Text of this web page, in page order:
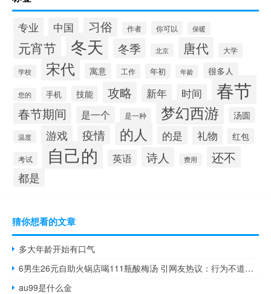
专业 中国 习俗 作者 你可以 保暖
元宵节 冬天 冬季 北京 唐代 大学
学校 宋代 寓意 工作 年初 年龄 很多人
您的 手机 技能 攻略 新年 时间 春节
春节期间 是一个 是一种 梦幻西游 汤圆
温度 游戏 疫情 的人 的是 礼物 红包
考试 自己的 英语 诗人 费用 还不
都是
猜你想看的文章
多大年龄开始有口气
6男生26元自助火锅店喝111瓶酸梅汤 引网友热议：行为不道德？
au99是什么金